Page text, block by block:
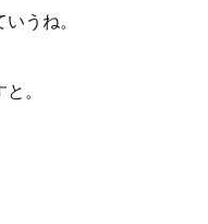
うね。
。